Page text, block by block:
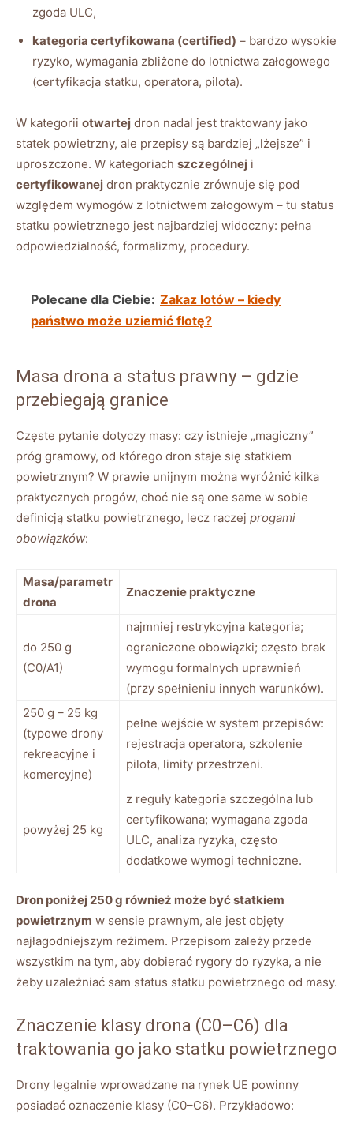
zgoda ULC,
kategoria certyfikowana (certified) – bardzo wysokie
ryzyko, wymagania zbliżone do lotnictwa załogowego
(certyfikacja statku, operatora, pilota).
W kategorii otwartej dron nadal jest traktowany jako
statek powietrzny, ale przepisy są bardziej „lżejsze” i
uproszczone. W kategoriach szczególnej i
certyfikowanej dron praktycznie zrównuje się pod
względem wymogów z lotnictwem załogowym – tu status
statku powietrznego jest najbardziej widoczny: pełna
odpowiedzialność, formalizmy, procedury.
Polecane dla Ciebie: Zakaz lotów – kiedy
państwo może uziemić flotę?
Masa drona a status prawny – gdzie
przebiegają granice
Częste pytanie dotyczy masy: czy istnieje „magiczny”
próg gramowy, od którego dron staje się statkiem
powietrznym? W prawie unijnym można wyróżnić kilka
praktycznych progów, choć nie są one same w sobie
definicją statku powietrznego, lecz raczej progami
obowiązków:
Masa/parametr
drona
Znaczenie praktyczne
do 250 g
(C0/A1)
najmniej restrykcyjna kategoria;
ograniczone obowiązki; często brak
wymogu formalnych uprawnień
(przy spełnieniu innych warunków).
250 g – 25 kg
(typowe drony
rekreacyjne i
komercyjne)
pełne wejście w system przepisów:
rejestracja operatora, szkolenie
pilota, limity przestrzeni.
powyżej 25 kg
z reguły kategoria szczególna lub
certyfikowana; wymagana zgoda
ULC, analiza ryzyka, często
dodatkowe wymogi techniczne.
Dron poniżej 250 g również może być statkiem
powietrznym w sensie prawnym, ale jest objęty
najłagodniejszym reżimem. Przepisom zależy przede
wszystkim na tym, aby dobierać rygory do ryzyka, a nie
żeby uzależniać sam status statku powietrznego od masy.
Znaczenie klasy drona (C0–C6) dla
traktowania go jako statku powietrznego
Drony legalnie wprowadzane na rynek UE powinny
posiadać oznaczenie klasy (C0–C6). Przykładowo: